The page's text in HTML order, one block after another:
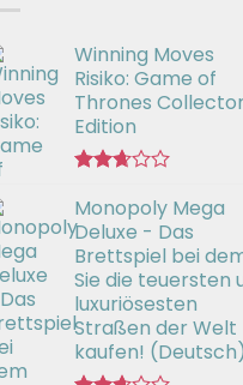
Winning Moves
Risiko: Game of
Thrones
Edition
mit
2.66
von 5
Monopoly Mega
Deluxe - Das
Brettspiel bei
Sie die teuersten
luxuriösesten
Straßen der Welt
kaufen! (Deutsch)